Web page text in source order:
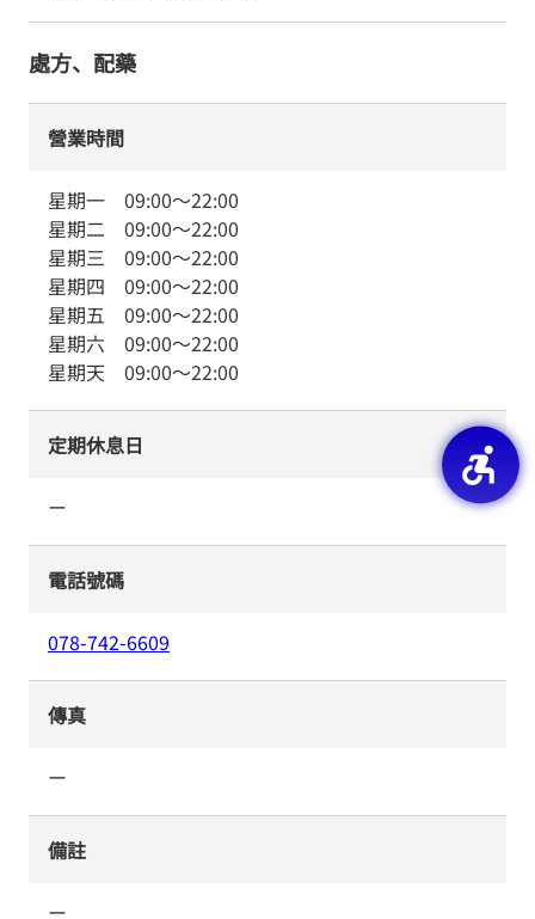
處方、配藥
營業時間
星期一 09:00～22:00
星期二 09:00～22:00
星期三 09:00～22:00
星期四 09:00～22:00
星期五 09:00～22:00
星期六 09:00～22:00
星期天 09:00～22:00
定期休息日
ー
電話號碼
078-742-6609
傳真
ー
備註
ー